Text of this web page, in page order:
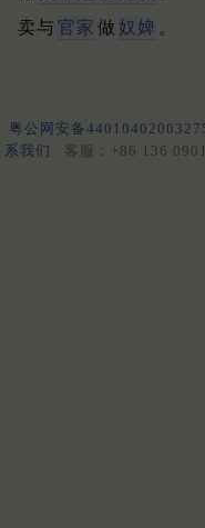
卖与 官家 做 奴婢 。
粤公网安备
系我们
客服：+86 136